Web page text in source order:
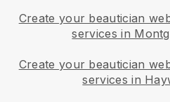
Create your beautician
services in
Create your beautician
services in